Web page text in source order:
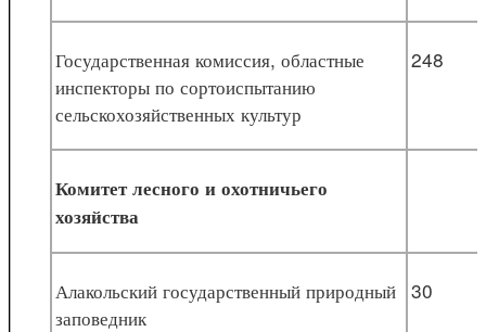
Государственная комиссия, областные
инспекторы по сортоиспытанию
сельскохозяйственных культур
248
Комитет лесного и охотничьего
хозяйства
Алакольский государственный природный
заповедник
30